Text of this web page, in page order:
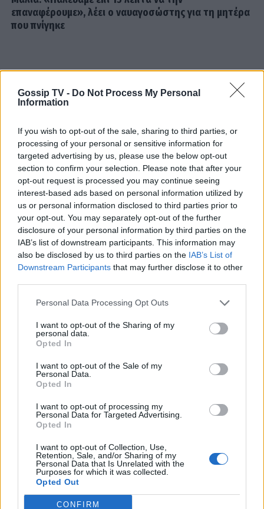
Gossip TV - Do Not Process My Personal
Information
If you wish to opt-out of the sale, sharing to third parties, or
processing of your personal or sensitive information for
targeted advertising by us, please use the below opt-out
section to confirm your selection. Please note that after your
opt-out request is processed you may continue seeing
interest-based ads based on personal information utilized by
us or personal information disclosed to third parties prior to
your opt-out. You may separately opt-out of the further
disclosure of your personal information by third parties on the
IAB’s list of downstream participants. This information may
also be disclosed by us to third parties on the IAB’s List of
Downstream Participants that may further disclose it to other
Personal Data Processing Opt Outs
I want to opt-out of the Sharing of my
personal data.
Opted In
I want to opt-out of the Sale of my
Personal Data.
Opted In
I want to opt-out of processing my
Personal Data for Targeted Advertising.
Opted In
I want to opt-out of Collection, Use,
Retention, Sale, and/or Sharing of my
Personal Data that Is Unrelated with the
Purposes for which it was collected.
Opted Out
CONFIRM
Μονοπάτια»
Σπιλιάδες Spoiler: Τη θεωρούν νεκρή
και της κλέβει τη ζωή! Η αδίστακτη
προδοσία της κολλητής της
Φωτοπούλου- Ρουμελιώτη-
Ντούρος: Το χειμώνα στο θέατρο
Άνεσις
SHOWBIZ
την οδήγησε στην κορυφή της
Τέχνης της
Για Σένα - Νίκος Πουρσανίδης:
Θυσιάστηκε για άλλων αμαρτήματα
– Η τραγική μοίρα του Μιχάλη
Σταματίνα Τσιμτσιλή: «Πρέπει να
αφουγκράζεσαι τι θέλουν και τι
επαναφέρουμε», λέει ο ναυαγοσώστης για τη μητέρα
που πνίγηκε
Οι παικταράδες που δεν έγιναν ποτέ οι θρύλοι που
περιμέναμε
Ένας χρόνος χωρίς τη Λένα Σαμαρά: Η αφιέρωση του